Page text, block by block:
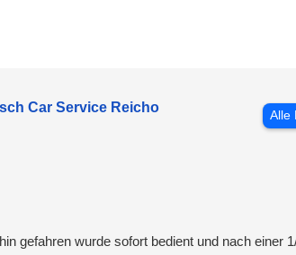
Car Service Reicho
Alle
gefahren wurde sofort bedient und nach einer